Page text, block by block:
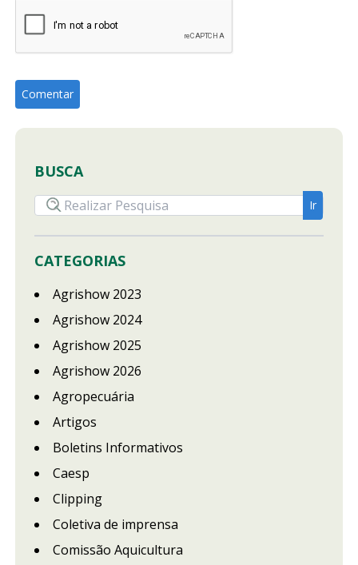
BUSCA
CATEGORIAS
Agrishow 2023
Agrishow 2024
Agrishow 2025
Agrishow 2026
Agropecuária
Artigos
Boletins Informativos
Caesp
Clipping
Coletiva de imprensa
Comissão Aquicultura